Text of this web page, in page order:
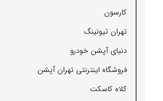
كارسون
تهران تیونینگ
دنیای آپشن خودرو
فروشگاه اینترنتی تهران آپشن
كلاه كاسكت